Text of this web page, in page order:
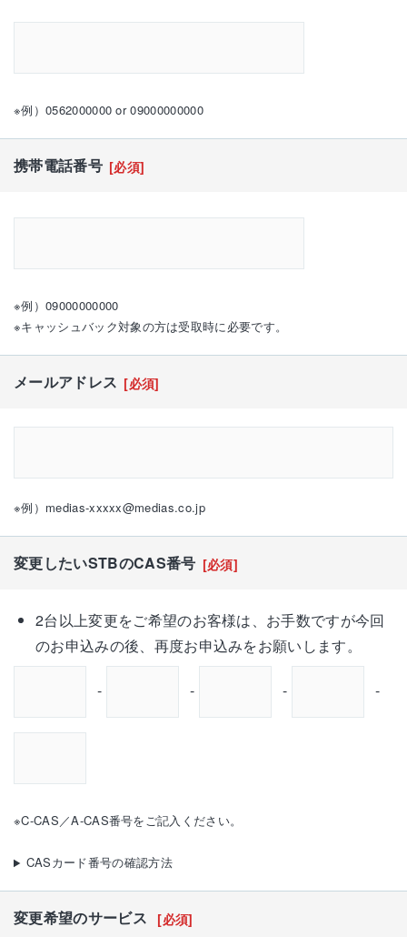
※例）0562000000 or 09000000000
携帯電話番号 [必須]
※例）09000000000
※キャッシュバック対象の方は受取時に必要です。
メールアドレス [必須]
※例）medias-xxxxx@medias.co.jp
変更したいSTBのCAS番号 [必須]
2台以上変更をご希望のお客様は、お手数ですが今回
のお申込みの後、再度お申込みをお願いします。
- - - -
※C-CAS／A-CAS番号をご記入ください。
CASカード番号の確認方法
変更希望のサービス [必須]